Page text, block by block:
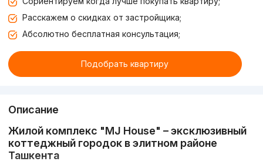
Расскажем о скидках от застройщика;
Абсолютно бесплатная консультация;
Подобрать квартиру
Описание
Жилой комплекс "MJ House" – эксклюзивный
коттеджный городок в элитном районе
Ташкента